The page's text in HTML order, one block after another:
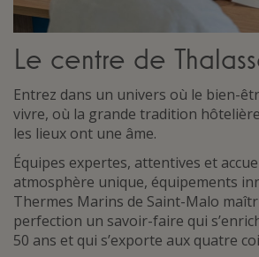
Le centre de
Entrez dans un univers où le bien-
vivre, où la grande tradition
les lieux ont une âme.
Équipes expertes, attentives et
atmosphère unique, équipements
Thermes Marins de Saint-Malo
perfection un savoir-faire qui
50 ans et qui s’exporte aux quatre